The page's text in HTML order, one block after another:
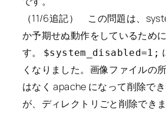
（11/6追記） この問題は、
か予期せぬ動作をしているため
す。
$system_disabled=1;
くなりました。画像ファイルの
はなく apache になって削除で
が、ディレクトリごと削除でき